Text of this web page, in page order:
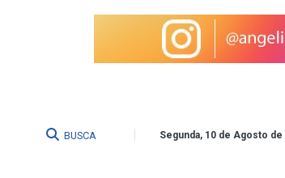
BUSCA Segunda, 10 de Agosto de